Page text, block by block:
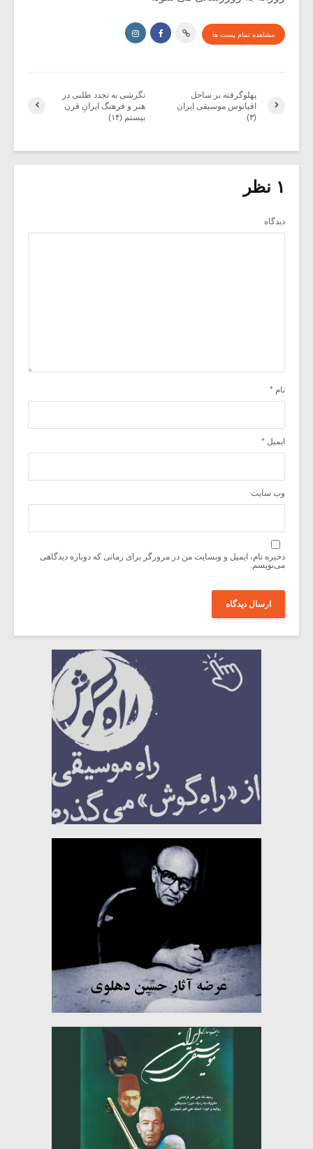
مشاهده تمام پست ها
نگرشی به تجدد طلبی در
هنر و فرهنگ ایرانِ قرن
بیستم (۱۴)
پهلوگرفته بر ساحل
اقیانوس موسیقی ایران
(۳)
۱ نظر
دیدگاه
نام *
ایمیل *
وب‌ سایت
ذخیره نام، ایمیل و وبسایت من در مرورگر برای زمانی که دوباره دیدگاهی
می‌نویسم.